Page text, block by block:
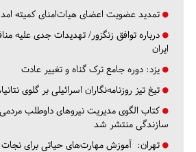
تمدید عضویت اعضای هیات‌امنای کمیته
درباره توافق زنگزور/ تهدیدات جدی علیه
ایران
یزد: دوره جامع ترک گناه و تغییر عادت
تیغ تیز روزنامه‌نگاران اسرائیلی بر گلوی
کتاب الگوی مدیریت نیروهای داوطلب
سازندگی منتشر شد
تهران: آموزش مهارت‌های حیاتی برای